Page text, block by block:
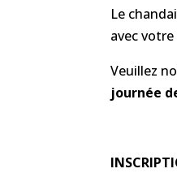
Le
avec
Veuillez
journée